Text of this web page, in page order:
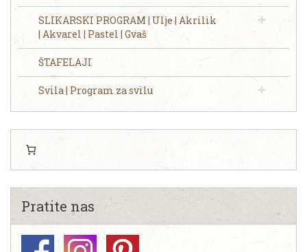
SLIKARSKI PROGRAM | Ulje | Akrilik
| Akvarel | Pastel | Gvaš
ŠTAFELAJI
Svila | Program za svilu
Pratite nas